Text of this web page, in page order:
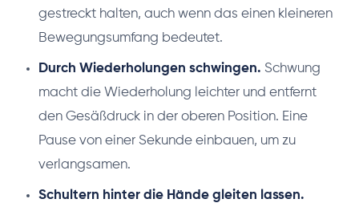
gestreckt halten, auch wenn das einen kleineren
Bewegungsumfang bedeutet.
Durch Wiederholungen schwingen. Schwung
macht die Wiederholung leichter und entfernt
den Gesäßdruck in der oberen Position. Eine
Pause von einer Sekunde einbauen, um zu
verlangsamen.
Schultern hinter die Hände gleiten lassen.